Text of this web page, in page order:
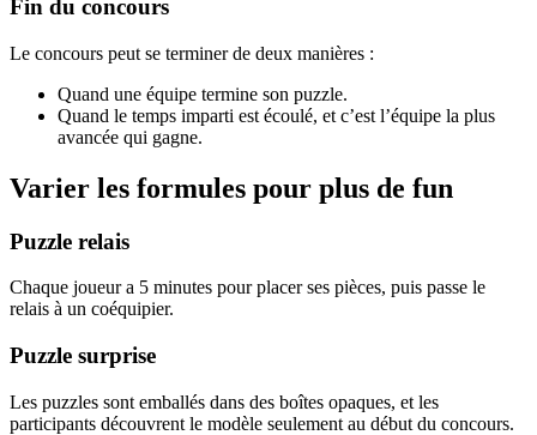
Fin du concours
Le concours peut se terminer de deux manières :
Quand une équipe termine son puzzle.
Quand le temps imparti est écoulé, et c’est l’équipe la plus
avancée qui gagne.
Varier les formules pour plus de fun
Puzzle relais
Chaque joueur a 5 minutes pour placer ses pièces, puis passe le
relais à un coéquipier.
Puzzle surprise
Les puzzles sont emballés dans des boîtes opaques, et les
participants découvrent le modèle seulement au début du concours.